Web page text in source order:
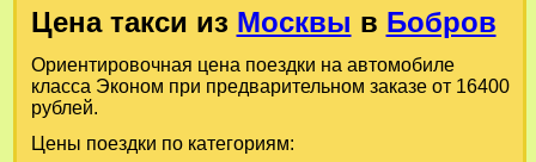
Цена такси из Москвы в Бобров
Ориентировочная цена поездки на автомобиле
класса Эконом при предварительном заказе от 16400
рублей.
Цены поездки по категориям: